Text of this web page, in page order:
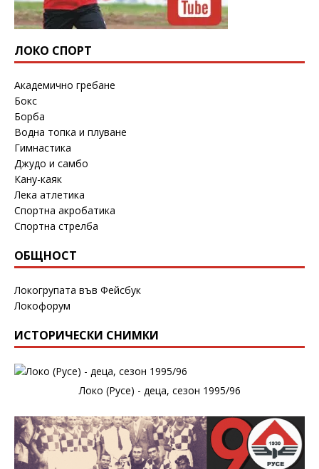
ЛОКО СПОРТ
Академично гребане
Бокс
Борба
Водна топка и плуване
Гимнастика
Джудо и самбо
Кану-каяк
Лека атлетика
Спортна акробатика
Спортна стрелба
ОБЩНОСТ
Локогрупата във Фейсбук
Локофорум
ИСТОРИЧЕСКИ СНИМКИ
Локо (Русе) - деца, сезон 1995/96